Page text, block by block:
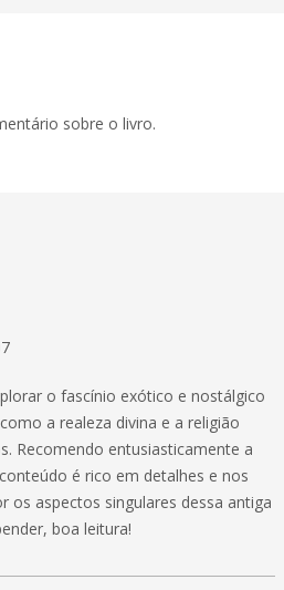
sobre o livro.
o fascínio exótico e nostálgico
a realeza divina e a religião
Recomendo entusiasticamente a
é rico em detalhes e nos
os aspectos singulares dessa antiga
boa leitura!